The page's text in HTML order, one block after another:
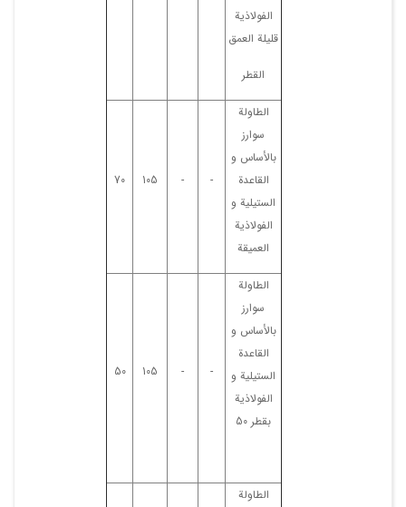
الفولاذیة
قلیلة العمق
القطر
الطاولة
سوارز
بالأساس و
القاعدة
الستیلیة و
الفولاذیة
العمیقة
-
-
105
70
الطاولة
سوارز
بالأساس و
القاعدة
الستیلیة و
الفولاذیة
بقطر 50
-
-
105
50
الطاولة